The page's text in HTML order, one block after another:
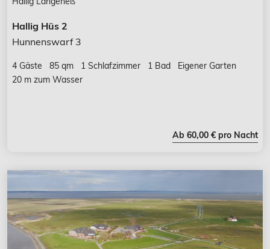
Hallig Hüs 2
Hunnenswarf 3
4 Gäste 85 qm 1 Schlafzimmer 1 Bad
Eigener Garten
20 m zum Wasser
Ab 60,00 € pro Nacht